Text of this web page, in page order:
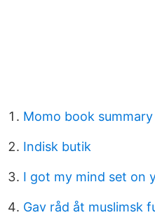
Momo book summary
Indisk butik
I got my mind set on
Gav råd åt muslimsk